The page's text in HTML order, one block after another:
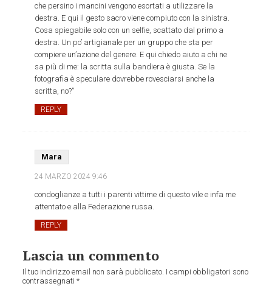
che persino i mancini vengono esortati a utilizzare la
destra. E qui il gesto sacro viene compiuto con la sinistra.
Cosa spiegabile solo con un selfie, scattato dal primo a
destra. Un po’ artigianale per un gruppo che sta per
compiere un’azione del genere. E qui chiedo aiuto a chi ne
sa più di me: la scritta sulla bandiera è giusta. Se la
fotografia è speculare dovrebbe rovesciarsi anche la
scritta, no?”
REPLY
Mara
24 MARZO 20249:46
condoglianze a tutti i parenti vittime di questo vile e infa me
attentato e alla Federazione russa.
REPLY
Lascia un commento
Il tuo indirizzo email non sarà pubblicato. I campi obbligatori sono
contrassegnati*